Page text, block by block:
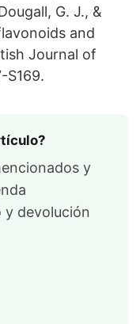
G. J., &
and
Journal of
S169.
y
y devolución